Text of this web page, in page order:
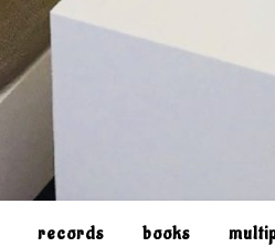
records books